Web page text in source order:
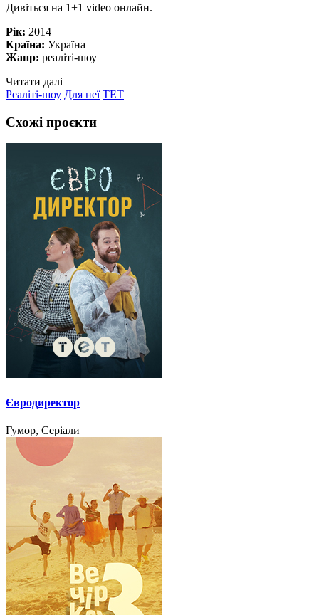
Дивіться на 1+1 video онлайн.
Рік: 2014
Країна: Україна
Жанр: реаліті-шоу
Читати далі
Реаліті-шоу Для неї ТЕТ
Схожі проєкти
Євродиректор
Гумор, Серіали